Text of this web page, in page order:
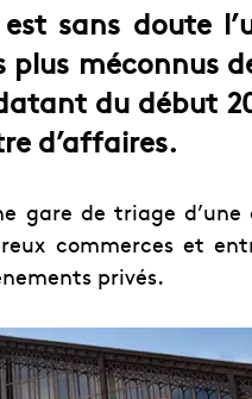
sans doute
méconnus
du début
d’affaires.
gare de triage
commerces et
privés.